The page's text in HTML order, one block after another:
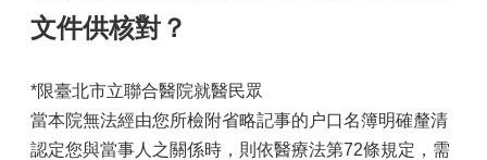
文件供核對？
*限臺北市立聯合醫院就醫民眾
當本院無法經由您所檢附省略記事的户口名簿明確釐清
認定您與當事人之關係時，則依醫療法第72條規定，需